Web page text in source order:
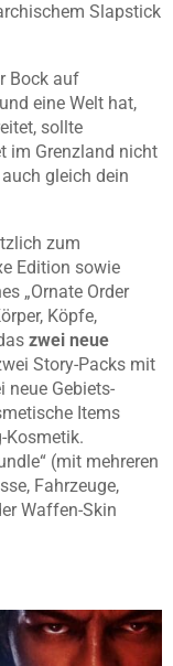
Slapstick
Bock auf
eine Welt hat,
sollte
im Grenzland nicht
gleich dein
zum
Edition sowie
„Ornate Order
Köpfe,
zwei neue
Story-Packs mit
neue Gebiets-
Items
Kosmetik.
(mit mehreren
Fahrzeuge,
Waffen-Skin